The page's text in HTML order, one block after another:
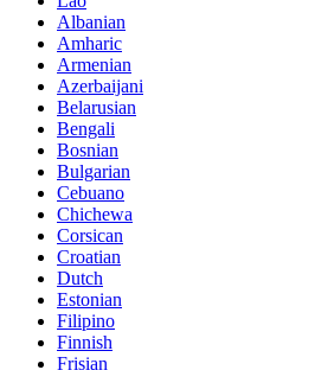
Albanian
Amharic
Armenian
Azerbaijani
Belarusian
Bengali
Bosnian
Bulgarian
Cebuano
Chichewa
Corsican
Croatian
Dutch
Estonian
Filipino
Finnish
Frisian